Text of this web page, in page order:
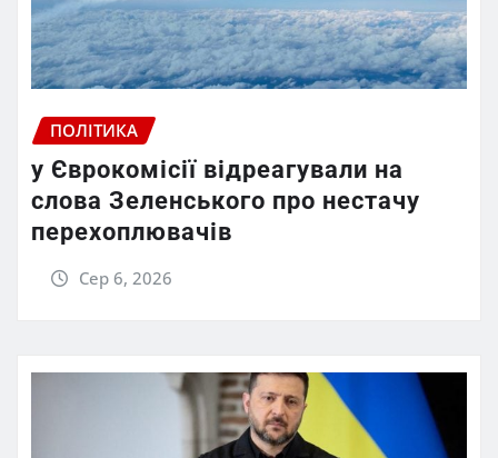
ПОЛІТИКА
у Єврокомісії відреагували на
слова Зеленського про нестачу
перехоплювачів
Сер 6, 2026